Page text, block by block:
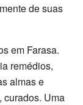
de suas
em Farasa.
remédios,
almas e
curados. Uma